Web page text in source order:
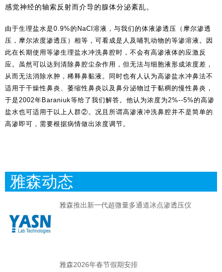
感觉神经的轴索反射而介导的腺体分泌紊乱。
由于生理盐水是0.9%的NaCl溶液，与我们的体液渗透压 （摩尔渗透
压，摩尔浓度渗透压） 相等，可看成是人及哺乳动物的等渗溶液。因
此在长期使用等渗生理盐水冲洗鼻腔时，不会有高渗液体的应激反
应。虽然可以达到清除鼻腔尘杂作用，但无法与细胞液形成浓度差，
从而无法消除水肿，稀释鼻黏液。同时也有人认为高渗盐水冲鼻法不
适用于干燥性鼻炎、萎缩性鼻炎以及鼻分泌物过于黏稠的慢性鼻炎，
于是2002年Baraniuk等给了我们解答。他认为浓度为2%--5%的高渗
盐水也可适用于以上人群②。况且所谓高渗液冲洗鼻腔并不是简单的
高渗即可，需要根据病情做出浓度调节。
雅森动态
雅森推出新一代超微量多通道冰点渗透压仪
雅森2026年春节假期安排